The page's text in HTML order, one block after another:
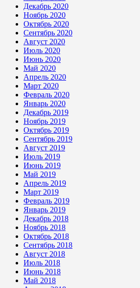
Декабрь 2020
Ноябрь 2020
Октябрь 2020
Сентябрь 2020
Август 2020
Июль 2020
Июнь 2020
Май 2020
Апрель 2020
Март 2020
Февраль 2020
Январь 2020
Декабрь 2019
Ноябрь 2019
Октябрь 2019
Сентябрь 2019
Август 2019
Июль 2019
Июнь 2019
Май 2019
Апрель 2019
Март 2019
Февраль 2019
Январь 2019
Декабрь 2018
Ноябрь 2018
Октябрь 2018
Сентябрь 2018
Август 2018
Июль 2018
Июнь 2018
Май 2018